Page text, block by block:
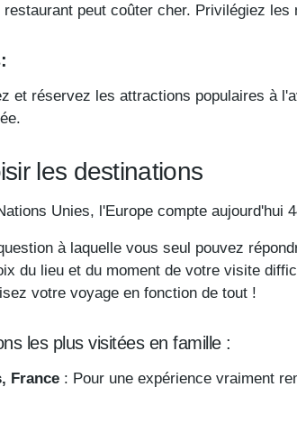
restaurant peut coûter cher. Privilégiez
et réservez les attractions populaires à
les destinations
Unies, l'Europe compte
à laquelle vous seul pouvez
du lieu et du moment de votre visite
votre voyage en fonction de tout !
les plus visitées en famille :
France : Pour une expérience vraiment